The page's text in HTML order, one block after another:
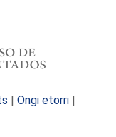
| Ongi etorri |